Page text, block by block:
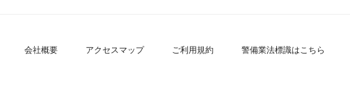
会社概要 アクセスマップ ご利用規約 警備業法標識はこちら